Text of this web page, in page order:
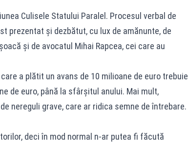
Culisele Statului Paralel. Procesul verbal de
prezentat și dezbătut, cu lux de amănunte, de
și de avocatul Mihai Rapcea, cei care au
a plătit un avans de 10 milioane de euro trebuie
de euro, până la sfârșitul anului. Mai mult,
nereguli grave, care ar ridica semne de întrebare.
deci în mod normal n-ar putea fi făcută